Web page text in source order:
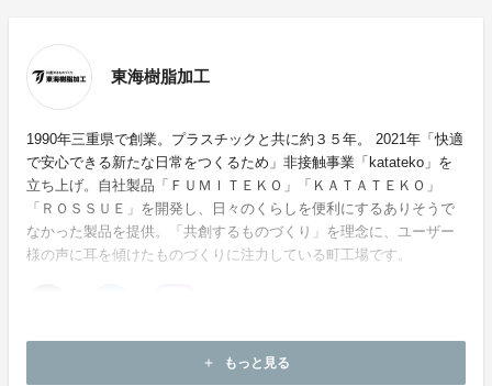
東海樹脂加工
1990年三重県で創業。プラスチックと共に約３５年。 2021年「快適
で安心できる新たな日常をつくるため」非接触事業「katateko」を
立ち上げ。自社製品「ＦＵＭＩＴＥＫＯ」「ＫＡＴＡＴＥＫＯ」
「ＲＯＳＳＵＥ」を開発し、日々のくらしを便利にするありそうで
なかった製品を提供。「共創するものづくり」を理念に、ユーザー
様の声に耳を傾けたものづくりに注力している町工場です。
add もっと見る